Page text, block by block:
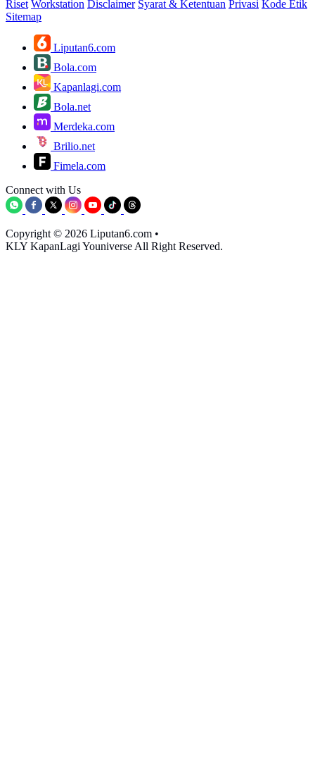
Riset Workstation Disclaimer Syarat & Ketentuan Privasi Kode Etik
Sitemap
Liputan6.com
Bola.com
Kapanlagi.com
Bola.net
Merdeka.com
Brilio.net
Fimela.com
Connect with Us
Copyright © 2026 Liputan6.com •
KLY KapanLagi Youniverse All Right Reserved.